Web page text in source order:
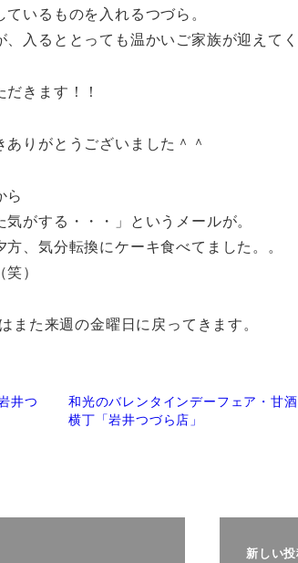
いるものを入れるつづら。
入るととっても温かいご家族が迎えて
きます！！
りがとうございました＾＾
ら
がする・・・」というメールが。
、気分転換にケーキ食べてました。。
）
また来週の金曜日に戻ってきます。
井つ
和光のバレンタインデーフェア・甘酒
横丁「岩井つづら店」
新しい